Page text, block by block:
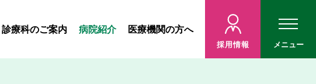
診療科のご案内 病院紹介 医療機関の方へ
採用情報 メニュー